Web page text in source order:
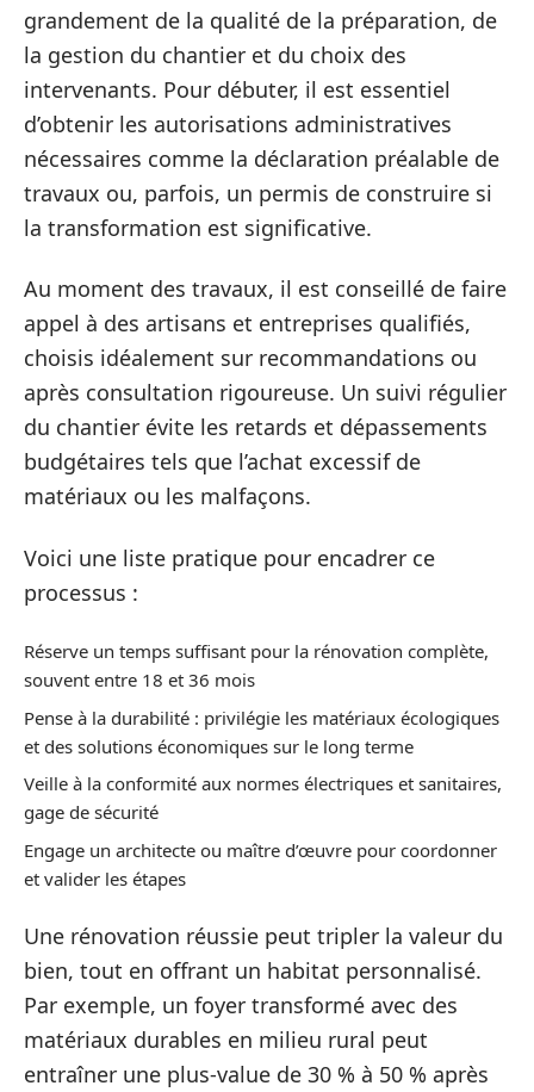
grandement de la qualité de la préparation, de
la gestion du chantier et du choix des
intervenants. Pour débuter, il est essentiel
d’obtenir les autorisations administratives
nécessaires comme la déclaration préalable de
travaux ou, parfois, un permis de construire si
la transformation est significative.
Au moment des travaux, il est conseillé de faire
appel à des artisans et entreprises qualifiés,
choisis idéalement sur recommandations ou
après consultation rigoureuse. Un suivi régulier
du chantier évite les retards et dépassements
budgétaires tels que l’achat excessif de
matériaux ou les malfaçons.
Voici une liste pratique pour encadrer ce
processus :
Réserve un temps suffisant pour la rénovation complète,
souvent entre 18 et 36 mois
Pense à la durabilité : privilégie les matériaux écologiques
et des solutions économiques sur le long terme
Veille à la conformité aux normes électriques et sanitaires,
gage de sécurité
Engage un architecte ou maître d’œuvre pour coordonner
et valider les étapes
Une rénovation réussie peut tripler la valeur du
bien, tout en offrant un habitat personnalisé.
Par exemple, un foyer transformé avec des
matériaux durables en milieu rural peut
entraîner une plus-value de 30 % à 50 % après